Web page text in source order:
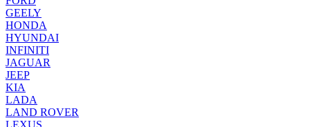
GEELY
HONDA
HYUNDAI
INFINITI
JAGUAR
JEEP
KIA
LADA
LAND ROVER
LEXUS